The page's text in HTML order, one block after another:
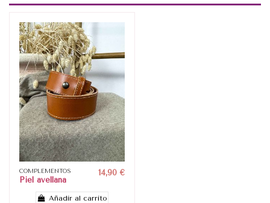
COMPLEMENTOS
Piel avellana
14,90 €
Añadir al carrito